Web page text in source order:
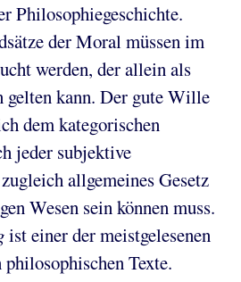
Philosophiegeschichte.
der Moral müssen im
werden, der allein als
gelten kann. Der gute Wille
dem kategorischen
jeder subjektive
allgemeines Gesetz
Wesen sein können muss.
ist einer der meistgelesenen
Texte.